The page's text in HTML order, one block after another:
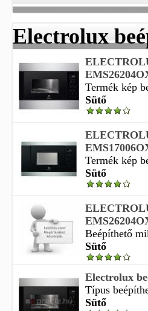
Electrolux
Termék kép
Sütő
Termék kép
Sütő
Beépíthető
Sütő
Electrolux
Típus
Sütő